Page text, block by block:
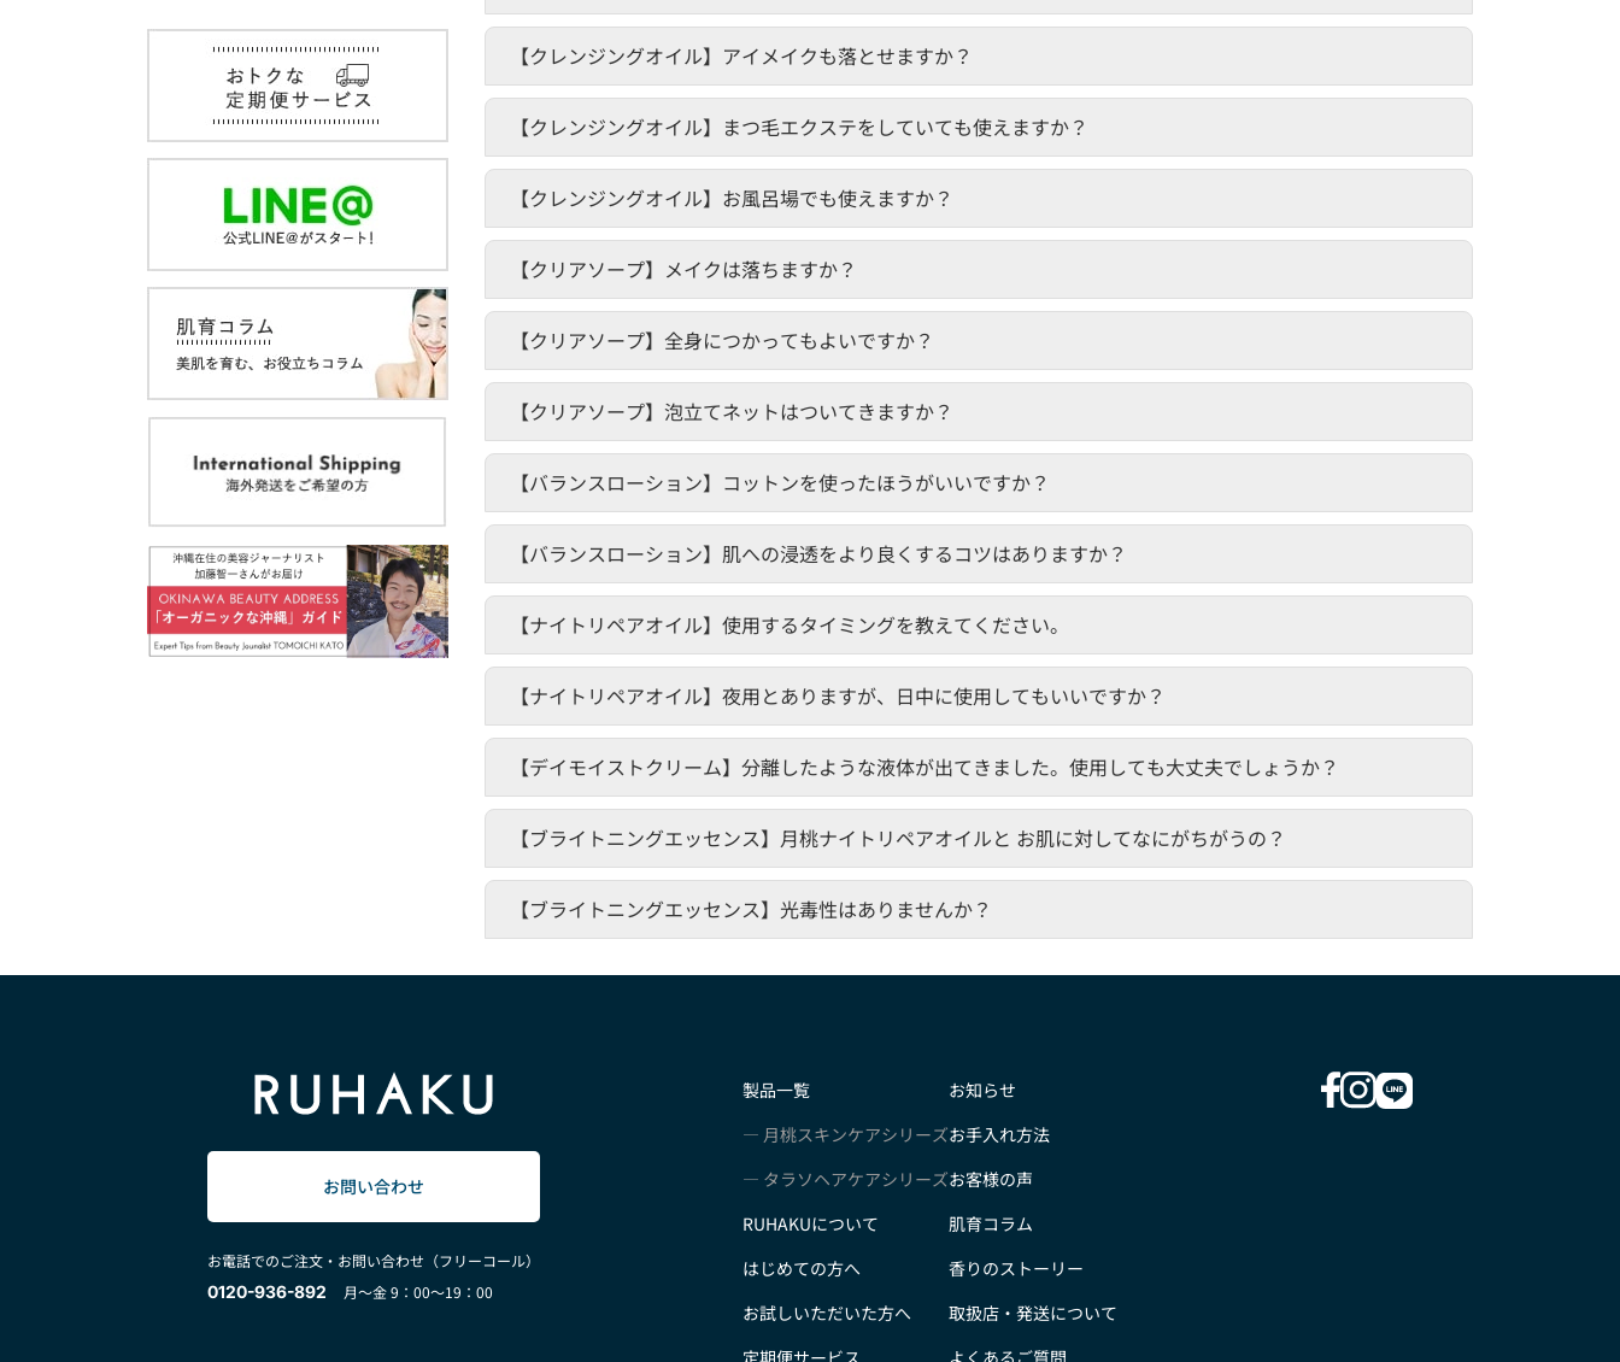
【クレンジングオイル】アイメイクも落とせますか？
【クレンジングオイル】まつ毛エクステをしていても使えますか？
【クレンジングオイル】お風呂場でも使えますか？
【クリアソープ】メイクは落ちますか？
【クリアソープ】全身につかってもよいですか？
【クリアソープ】泡立てネットはついてきますか？
【バランスローション】コットンを使ったほうがいいですか？
【バランスローション】肌への浸透をより良くするコツはありますか？
【ナイトリペアオイル】使用するタイミングを教えてください。
【ナイトリペアオイル】夜用とありますが、日中に使用してもいいですか？
【デイモイストクリーム】分離したような液体が出てきました。使用しても大丈夫でしょうか？
【ブライトニングエッセンス】月桃ナイトリペアオイルと お肌に対してなにがちがうの？
【ブライトニングエッセンス】光毒性はありませんか？
お問い合わせ
お電話でのご注文・お問い合わせ（フリーコール）
0120-936-892
月～金 9：00～19：00
製品一覧
月桃スキンケアシリーズ
タラソヘアケアシリーズ
RUHAKUについて
はじめての方へ
お試しいただいた方へ
定期便サービス
お知らせ
お手入れ方法
お客様の声
肌育コラム
香りのストーリー
取扱店・発送について
よくあるご質問